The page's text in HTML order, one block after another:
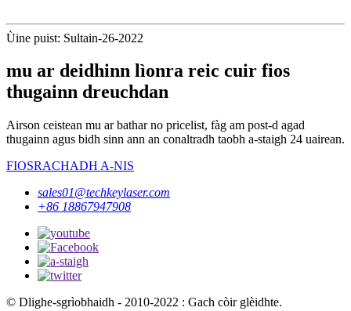
Ùine puist: Sultain-26-2022
mu ar deidhinn lìonra reic cuir fios
thugainn dreuchdan
Airson ceistean mu ar bathar no pricelist, fàg am post-d agad
thugainn agus bidh sinn ann an conaltradh taobh a-staigh 24 uairean.
FIOSRACHADH A-NIS
sales01@techkeylaser.com
+86 18867947908
© Dlighe-sgrìobhaidh - 2010-2022 : Gach còir glèidhte.